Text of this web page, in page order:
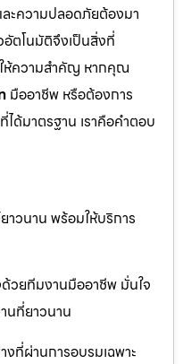
ะความปลอดภัยต้องมา
อัตโนมัติจึงเป็นสิ่งที่
ให้ความสำคัญ หากคุณ
มืออาชีพ หรือต้องการ
ที่ได้มาตรฐาน เราคือคำตอบ
วนาน พร้อมให้บริการ
วยทีมงานมืออาชีพ มั่นใจ
นที่ยาวนาน
งที่ผ่านการอบรมเฉพาะ